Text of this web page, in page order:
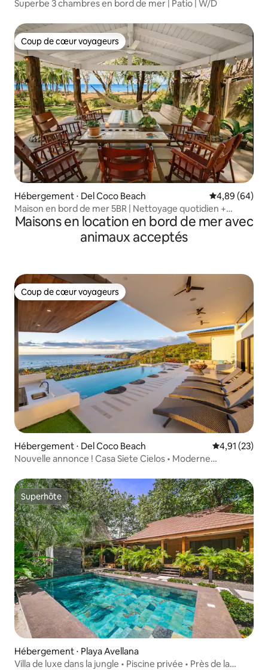
Superbe 3 chambres en bord de mer | Patio | W/D
Coup de cœur voyageurs
Coup de cœur voyageurs
Hébergement ⋅ Del Coco Beach Évaluation
4,89 (64)
Maison en bord de mer 5BR | Nettoyage quotidien +
option cuisinier
Maisons en location en bord de mer avec
animaux acceptés
Coup de cœur voyageurs
Coup de cœur voyageurs
Hébergement ⋅ Del Coco Beach Évaluation
4,91 (23)
Nouvelle annonce ! Casa Siete Cielos • Moderne
Superhôte
Superhôte
Hébergement ⋅ Playa Avellana
Villa de luxe dans la jungle • Piscine privée • Près de la